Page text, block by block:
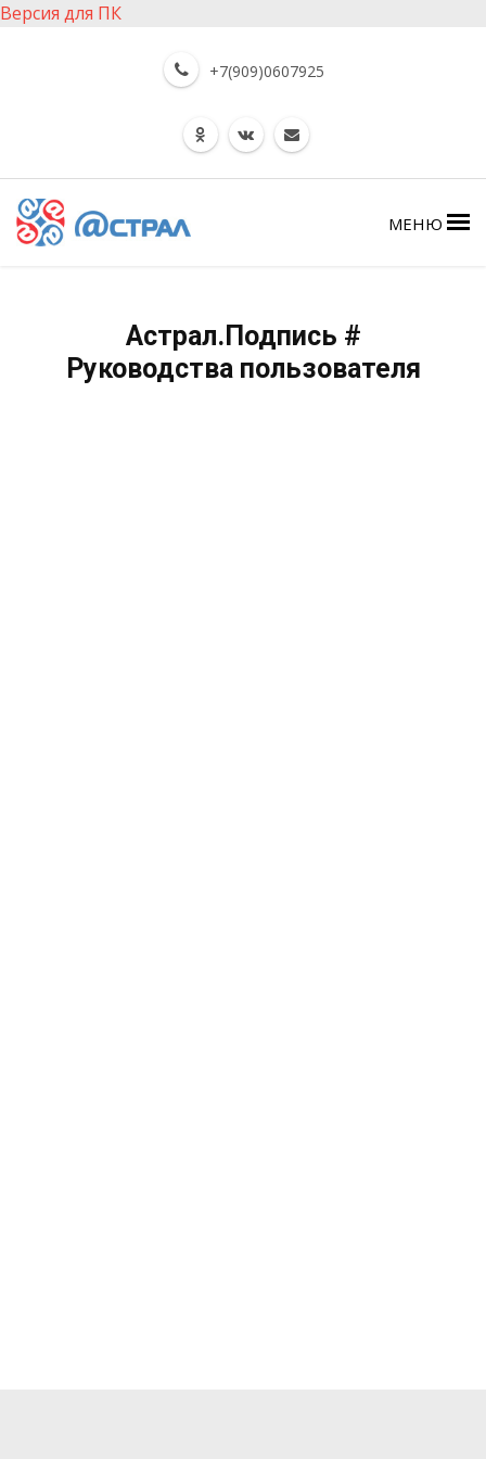
Версия для ПК
+7(909)0607925
МЕНЮ
Астрал.Подпись #
Руководства пользователя